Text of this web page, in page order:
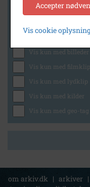
Generelt
Vis kun med billeder
Vis kun med filmklip
Vis kun med lydklip
Vis kun med kilder
Vis kun med geo-tag
om arkiv.dk | arkiver |
Accepter
Vis cookie